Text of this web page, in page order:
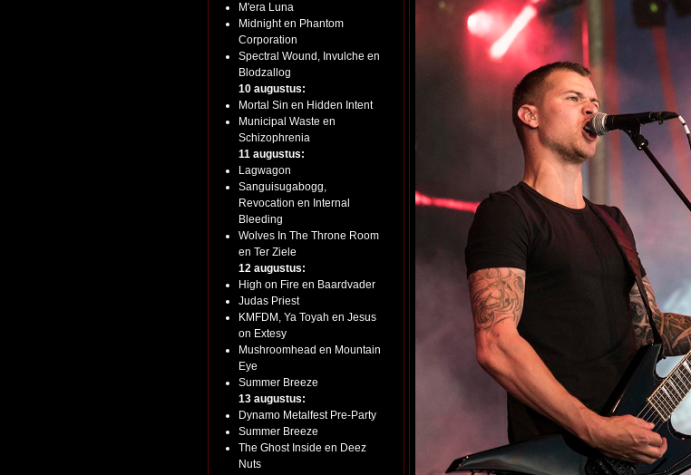
M'era Luna
Midnight en Phantom
Corporation
Spectral Wound, Invulche en
Blodzallog
10 augustus:
Mortal Sin en Hidden Intent
Municipal Waste en
Schizophrenia
11 augustus:
Lagwagon
Sanguisugabogg,
Revocation en Internal
Bleeding
Wolves In The Throne Room
en Ter Ziele
12 augustus:
High on Fire en Baardvader
Judas Priest
KMFDM, Ya Toyah en Jesus
on Extesy
Mushroomhead en Mountain
Eye
Summer Breeze
13 augustus:
Dynamo Metalfest Pre-Party
Summer Breeze
The Ghost Inside en Deez
Nuts